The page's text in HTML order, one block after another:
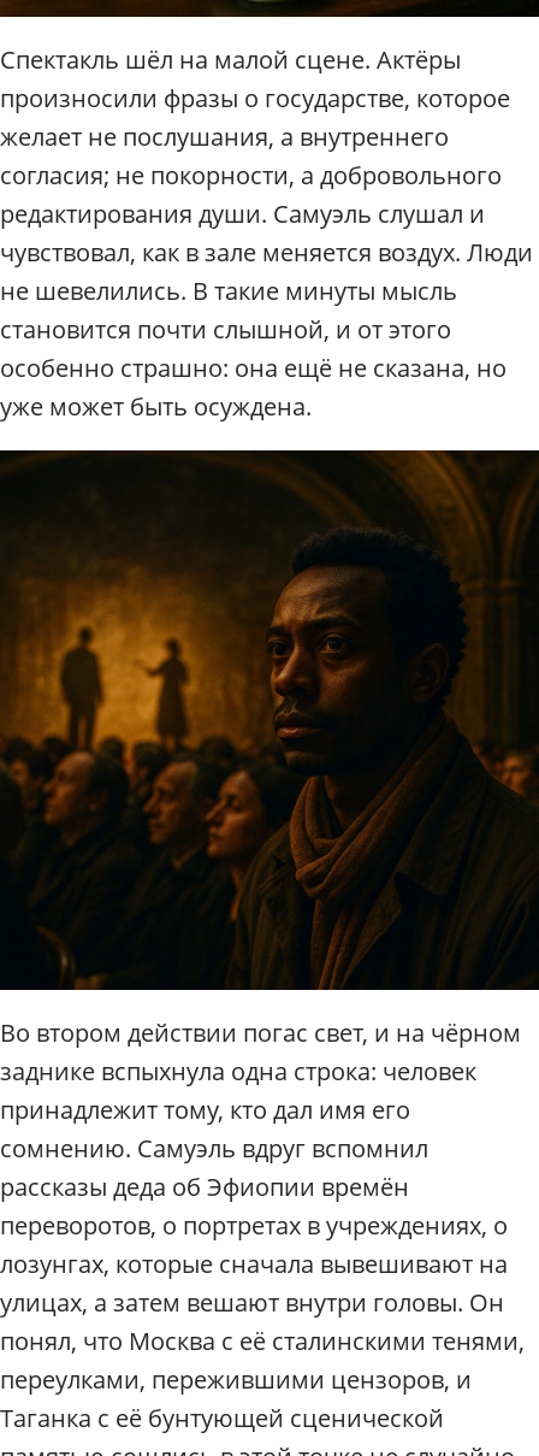
Спектакль шёл на малой сцене. Актёры
произносили фразы о государстве, которое
желает не послушания, а внутреннего
согласия; не покорности, а добровольного
редактирования души. Самуэль слушал и
чувствовал, как в зале меняется воздух. Люди
не шевелились. В такие минуты мысль
становится почти слышной, и от этого
особенно страшно: она ещё не сказана, но
уже может быть осуждена.
Во втором действии погас свет, и на чёрном
заднике вспыхнула одна строка: человек
принадлежит тому, кто дал имя его
сомнению. Самуэль вдруг вспомнил
рассказы деда об Эфиопии времён
переворотов, о портретах в учреждениях, о
лозунгах, которые сначала вывешивают на
улицах, а затем вешают внутри головы. Он
понял, что Москва с её сталинскими тенями,
переулками, пережившими цензоров, и
Таганка с её бунтующей сценической